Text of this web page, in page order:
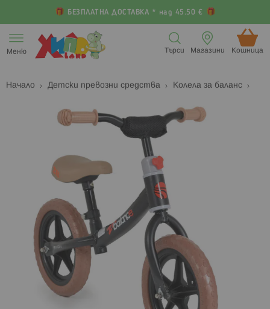
БЕЗПЛАТНА ДОСТАВКА * над 45.50 €
към
съдържанието
Меню Кошница (
Магазини
Търси
Начало Детски превозни средства Колела за баланс
изображенията